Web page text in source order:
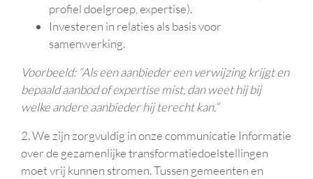
profiel doelgroep, expertise).
Investeren in relaties als basis voor
samenwerking.
Voorbeeld: “Als een aanbieder een verwijzing krijgt en
bepaald aanbod of expertise mist, dan weet hij bij
welke andere aanbieder hij terecht kan.”
2. We zijn zorgvuldig in onze communicatie Informatie
over de gezamenlijke transformatiedoelstellingen
moet vrij kunnen stromen. Tussen gemeenten en